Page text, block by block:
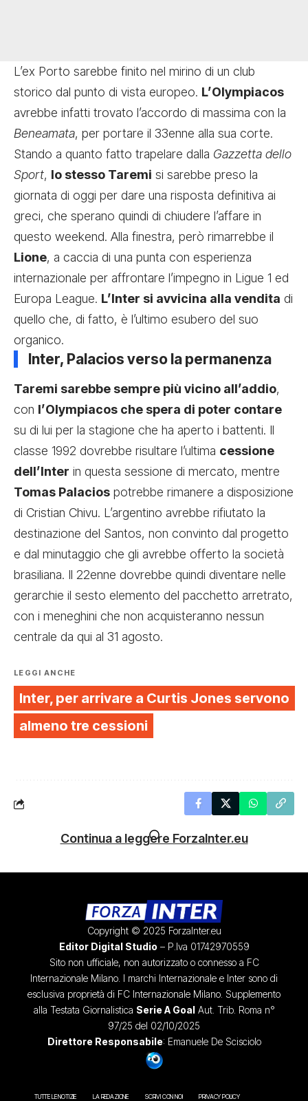
L’ex Porto sarebbe finito nel mirino di un club
storico dal punto di vista europeo. L’Olympiacos
avrebbe infatti trovato l’accordo di massima con la
Beneamata, per portare il 33enne alla sua corte.
Stando a quanto fatto trapelare dalla Gazzetta dello
Sport, lo stesso Taremi si sarebbe preso la
giornata di oggi per dare una risposta definitiva ai
greci, che sperano quindi di chiudere l’affare in
questo weekend. Alla finestra, però rimarrebbe il
Lione, a caccia di una punta con esperienza
internazionale per affrontare l’impegno in Ligue 1 ed
Europa League. L’Inter si avvicina alla vendita di
quello che, di fatto, è l’ultimo esubero del suo
organico.
Inter, Palacios verso la permanenza
Taremi sarebbe sempre più vicino all’addio,
con l’Olympiacos che spera di poter contare
su di lui per la stagione che ha aperto i battenti. Il
classe 1992 dovrebbe risultare l’ultima cessione
dell’Inter in questa sessione di mercato, mentre
Tomas Palacios potrebbe rimanere a disposizione
di Cristian Chivu. L’argentino avrebbe rifiutato la
destinazione del Santos, non convinto dal progetto
e dal minutaggio che gli avrebbe offerto la società
brasiliana. Il 22enne dovrebbe quindi diventare nelle
gerarchie il sesto elemento del pacchetto arretrato,
con i meneghini che non acquisteranno nessun
centrale da qui al 31 agosto.
LEGGI ANCHE
Inter, per arrivare a Curtis Jones servono
almeno tre cessioni
Continua a leggere ForzaInter.eu
Copyright © 2025 ForzaInter.eu
Editor Digital Studio – P.Iva 01742970559
Sito non ufficiale, non autorizzato o connesso a FC
Internazionale Milano. I marchi Internazionale e Inter sono di
esclusiva proprietà di FC Internazionale Milano. Supplemento
alla Testata Giornalistica Serie A GoalAut. Trib. Roma n°
97/25 del 02/10/2025
Direttore Responsabile: Emanuele De Scisciolo
TUTTE LE NOTIZIE LA REDAZIONE SCRIVI CON NOI PRIVACY POLICY